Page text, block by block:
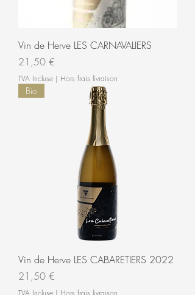
Vin de Herve LES CARNAVALIERS
Prix
21,50 €
TVA Incluse | Hors frais livraison
Bio
Vin de Herve LES CABARETIERS 2022
Prix
21,50 €
TVA Incluse | Hors frais livraison